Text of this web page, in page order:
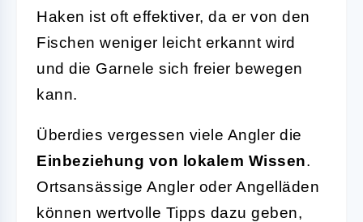
Haken ist oft effektiver, da er von den
Fischen weniger leicht erkannt wird
und die Garnele sich freier bewegen
kann.
Überdies vergessen viele Angler die
Einbeziehung von lokalem Wissen.
Ortsansässige Angler oder Angelläden
können wertvolle Tipps dazu geben,